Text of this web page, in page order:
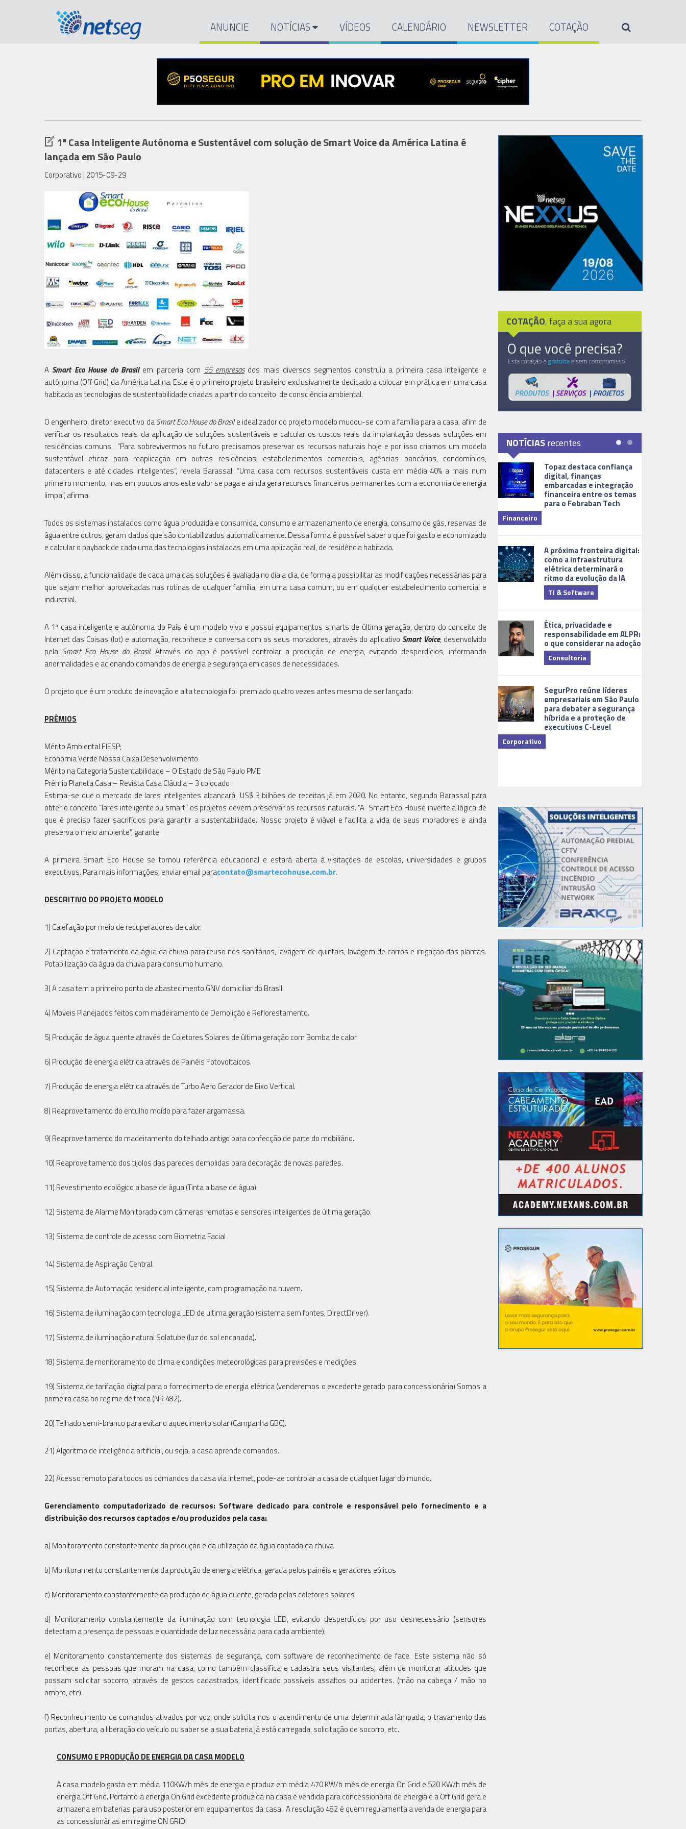
ANUNCIE NOTÍCIAS VÍDEOS CALENDÁRIO NEWSLETTER COTAÇÃO
1ª Casa Inteligente Autônoma e Sustentável com solução de Smart Voice da América Latina é
lançada em São Paulo
Corporativo | 2015-09-29
A Smart Eco House do Brasilem parceria com 55 empresasdos mais diversos segmentos construiu a primeira casa inteligente e
autônoma (Off Grid) da América Latina. Este é o primeiro projeto brasileiro exclusivamente dedicado a colocar em prática em uma casa
habitada as tecnologias de sustentabilidade criadas a partir do conceito de consciência ambiental.
O engenheiro, diretor executivo daSmart Eco House do Brasile idealizador do projeto modelo mudou-se com a família para a casa, afim de
verificar os resultados reais da aplicação de soluções sustentáveis e calcular os custos reais da implantação dessas soluções em
residências comuns. “Para sobrevivermos no futuro precisamos preservar os recursos naturais hoje e por isso criamos um modelo
sustentável eficaz para reaplicação em outras residências, estabelecimentos comerciais, agências bancárias, condomínios,
datacenters e até cidades inteligentes”, revela Barassal. “Uma casa com recursos sustentáveis custa em média 40% a mais num
primeiro momento, mas em poucos anos este valor se paga e ainda gera recursos financeiros permanentes com a economia de energia
limpa”, afirma.
Todos os sistemas instalados como água produzida e consumida, consumo e armazenamento de energia, consumo de gás, reservas de
água entre outros, geram dados que são contabilizados automaticamente. Dessa forma é possível saber o que foi gasto e economizado
e calcular o payback de cada uma das tecnologias instaladas em uma aplicação real, de residência habitada.
Além disso, a funcionalidade de cada uma das soluções é avaliada no dia a dia, de forma a possibilitar as modificações necessárias para
que sejam melhor aproveitadas nas rotinas de qualquer família, em uma casa comum, ou em qualquer estabelecimento comercial e
industrial.
A 1ª casa inteligente e autônoma do País é um modelo vivo e possui equipamentos smarts de última geração, dentro do conceito de
Internet das Coisas (Iot) e automação, reconhece e conversa com os seus moradores, através do aplicativo Smart Voice, desenvolvido
pela Smart Eco House do Brasil. Através do app é possível controlar a produção de energia, evitando desperdícios, informando
anormalidades e acionando comandos de energia e segurança em casos de necessidades.
O projeto que é um produto de inovação e alta tecnologia foi premiado quatro vezes antes mesmo de ser lançado:
PRÊMIOS
Mérito Ambiental FIESP;
Economia Verde Nossa Caixa Desenvolvimento
Mérito na Categoria Sustentabilidade – O Estado de São Paulo PME
Prêmio Planeta Casa – Revista Casa Cláudia – 3 colocado
Estima-se que o mercado de lares inteligentes alcancará US$ 3 bilhões de receitas já em 2020. No entanto, segundo Barassal para
obter o conceito “lares inteligente ou smart” os projetos devem preservar os recursos naturais. “A Smart Eco House inverte a lógica de
que é preciso fazer sacrifícios para garantir a sustentabilidade. Nosso projeto é viável e facilita a vida de seus moradores e ainda
preserva o meio ambiente”, garante.
A primeira Smart Eco House se tornou referência educacional e estará aberta à visitações de escolas, universidades e grupos
executivos. Para mais informações, enviar email paracontato@smartecohouse.com.br.
DESCRITIVO DO PROJETO MODELO
1) Calefação por meio de recuperadores de calor.
2) Captação e tratamento da água da chuva para reuso nos sanitários, lavagem de quintais, lavagem de carros e irrigação das plantas.
Potabilização da água da chuva para consumo humano.
3) A casa tem o primeiro ponto de abastecimento GNV domiciliar do Brasil.
4) Moveis Planejados feitos com madeiramento de Demolição e Reflorestamento.
5) Produção de água quente através de Coletores Solares de última geração com Bomba de calor.
6) Produção de energia elétrica através de Painéis Fotovoltaicos.
7) Produção de energia elétrica através de Turbo Aero Gerador de Eixo Vertical.
8) Reaproveitamento do entulho moído para fazer argamassa.
9) Reaproveitamento do madeiramento do telhado antigo para confecção de parte do mobiliário.
10) Reaproveitamento dos tijolos das paredes demolidas para decoração de novas paredes.
11) Revestimento ecológico a base de água (Tinta a base de água).
12) Sistema de Alarme Monitorado com câmeras remotas e sensores inteligentes de última geração.
13) Sistema de controle de acesso com Biometria Facial
14) Sistema de Aspiração Central.
15) Sistema de Automação residencial inteligente, com programação na nuvem.
16) Sistema de iluminação com tecnologia LED de ultima geração (sistema sem fontes, DirectDriver).
17) Sistema de iluminação natural Solatube (luz do sol encanada).
18) Sistema de monitoramento do clima e condições meteorológicas para previsões e medições.
19) Sistema de tarifação digital para o fornecimento de energia elétrica (venderemos o excedente gerado para concessionária) Somos a
primeira casa no regime de troca (NR 482).
20) Telhado semi-branco para evitar o aquecimento solar (Campanha GBC).
21) Algoritmo de inteligência artificial, ou seja, a casa aprende comandos.
22) Acesso remoto para todos os comandos da casa via internet, pode-ae controlar a casa de qualquer lugar do mundo.
Gerenciamento computadorizado de recursos: Software dedicado para controle e responsável pelo fornecimento e a
distribuição dos recursos captados e/ou produzidos pela casa:
a) Monitoramento constantemente da produção e da utilização da água captada da chuva
b) Monitoramento constantemente da produção de energia elétrica, gerada pelos painéis e geradores eólicos
c) Monitoramento constantemente da produção de água quente, gerada pelos coletores solares
d) Monitoramento constantemente da iluminação com tecnologia LED, evitando desperdícios por uso desnecessário (sensores
detectam a presença de pessoas e quantidade de luz necessária para cada ambiente).
e) Monitoramento constantemente dos sistemas de segurança, com software de reconhecimento de face. Este sistema não só
reconhece as pessoas que moram na casa, como também classifica e cadastra seus visitantes, além de monitorar atitudes que
possam solicitar socorro, através de gestos cadastrados, identificado possíveis assaltos ou acidentes. (mão na cabeça / mão no
ombro, etc).
f) Reconhecimento de comandos ativados por voz, onde solicitamos o acendimento de uma determinada lâmpada, o travamento das
portas, abertura, a liberação do veículo ou saber se a sua bateria já está carregada, solicitação de socorro, etc.
CONSUMO E PRODUÇÃO DE ENERGIA DA CASA MODELO
A casa modelo gasta em média 110KW/h mês de energia e produz em média 470 KW/h mês de energia On Grid e 520 KW/h mês de
energia Off Grid. Portanto a energia On Grid excedente produzida na casa é vendida para concessionária de energia e a Off Grid gera e
armazena em baterias para uso posterior em equipamentos da casa. A resolução 482 é quem regulamenta a venda de energia para
as concessionárias em regime ON GRID.
COTAÇÃO, faça a sua agora
NOTÍCIASrecentes
Topaz destaca confiança
digital, finanças
embarcadas e integração
financeira entre os temas
para o Febraban Tech
Financeiro
A próxima fronteira digital:
como a infraestrutura
elétrica determinará o
ritmo da evolução da IA
TI & Software
Ética, privacidade e
responsabilidade em ALPR:
o que considerar na adoção
Consultoria
SegurPro reúne líderes
empresariais em São Paulo
para debater a segurança
híbrida e a proteção de
executivos C-Level
Corporativo